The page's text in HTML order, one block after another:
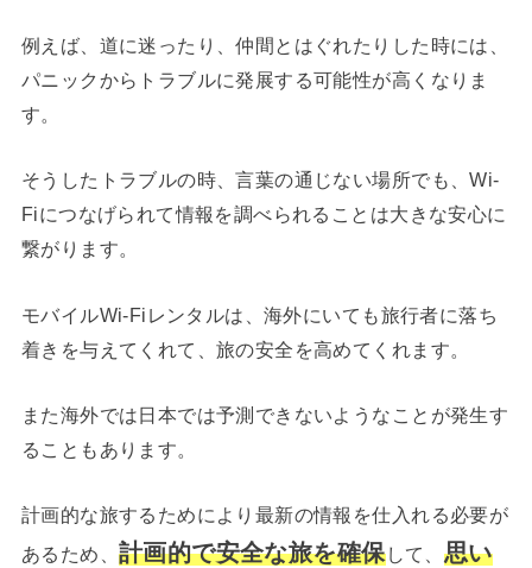
例えば、道に迷ったり、仲間とはぐれたりした時には、
パニックからトラブルに発展する可能性が高くなりま
す。
そうしたトラブルの時、言葉の通じない場所でも、Wi-
Fiにつなげられて情報を調べられることは大きな安心に
繋がります。
モバイルWi-Fiレンタルは、海外にいても旅行者に落ち
着きを与えてくれて、旅の安全を高めてくれます。
また海外では日本では予測できないようなことが発生す
ることもあります。
計画的な旅するためにより最新の情報を仕入れる必要が
あるため、 計画的で安全な旅を確保して、 思い